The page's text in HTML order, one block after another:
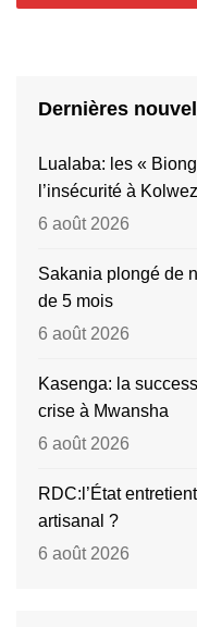
Dernières
Lualaba: les «
l’insécurité à
6 août 2026
Sakania plongé de
de 5 mois
6 août 2026
Kasenga: la
crise à Mwansha
6 août 2026
RDC:l’État
artisanal ?
6 août 2026